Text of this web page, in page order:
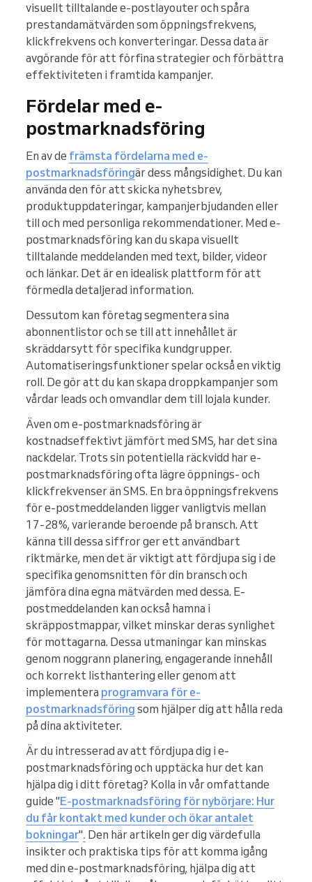
visuellt tilltalande e-postlayouter och spåra
prestandamätvärden som öppningsfrekvens,
klickfrekvens och konverteringar. Dessa data är
avgörande för att förfina strategier och förbättra
effektiviteten i framtida kampanjer.
Fördelar med e-
postmarknadsföring
En av de främsta fördelarna med e-
postmarknadsföringär dess mångsidighet. Du kan
använda den för att skicka nyhetsbrev,
produktuppdateringar, kampanjerbjudanden eller
till och med personliga rekommendationer. Med e-
postmarknadsföring kan du skapa visuellt
tilltalande meddelanden med text, bilder, videor
och länkar. Det är en idealisk plattform för att
förmedla detaljerad information.
Dessutom kan företag segmentera sina
abonnentlistor och se till att innehållet är
skräddarsytt för specifika kundgrupper.
Automatiseringsfunktioner spelar också en viktig
roll. De gör att du kan skapa droppkampanjer som
vårdar leads och omvandlar dem till lojala kunder.
Även om e-postmarknadsföring är
kostnadseffektivt jämfört med SMS, har det sina
nackdelar. Trots sin potentiella räckvidd har e-
postmarknadsföring ofta lägre öppnings- och
klickfrekvenser än SMS. En bra öppningsfrekvens
för e-postmeddelanden ligger vanligtvis mellan
17-28%, varierande beroende på bransch. Att
känna till dessa siffror ger ett användbart
riktmärke, men det är viktigt att fördjupa sig i de
specifika genomsnitten för din bransch och
jämföra dina egna mätvärden med dessa. E-
postmeddelanden kan också hamna i
skräppostmappar, vilket minskar deras synlighet
för mottagarna. Dessa utmaningar kan minskas
genom noggrann planering, engagerande innehåll
och korrekt listhantering eller genom att
implementera programvara för e-
postmarknadsföring som hjälper dig att hålla reda
på dina aktiviteter.
Är du intresserad av att fördjupa dig i e-
postmarknadsföring och upptäcka hur det kan
hjälpa dig i ditt företag? Kolla in vår omfattande
guide "E-postmarknadsföring för nybörjare: Hur
du får kontakt med kunder och ökar antalet
bokningar". Den här artikeln ger dig värdefulla
insikter och praktiska tips för att komma igång
med din e-postmarknadsföring, hjälpa dig att